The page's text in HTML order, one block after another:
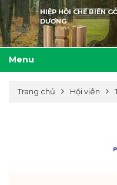
HIỆP HỘI CHẾ BIẾN
DƯƠNG
Menu
Trang chủ Hội viên